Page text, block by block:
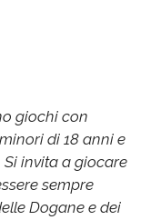
giochi con
di 18 anni e
invita a giocare
sempre
Dogane e dei